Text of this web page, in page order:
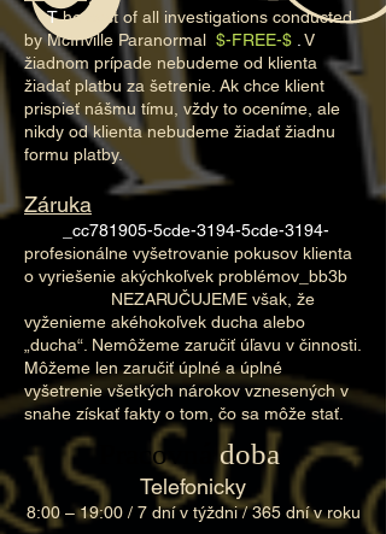
T he cost of all investigations conducted
by McInville Paranormal $-FREE-$
V
žiadnom prípade nebudeme od klienta
žiadať platbu za šetrenie. Ak chce klient
prispieť nášmu tímu, vždy to oceníme, ale
nikdy od klienta nebudeme žiadať žiadnu
formu platby.
Záruka
_cc781905-5cde-3194-5cde-3194-
profesionálne vyšetrovanie pokusov klienta
o vyriešenie akýchkoľvek problémov_bb3b
NEZARUČUJEME však, že
vyženieme akéhokoľvek ducha alebo
„ducha“. Nemôžeme zaručiť úľavu v činnosti.
Môžeme len zaručiť úplné a úplné
vyšetrenie všetkých nárokov vznesených v
snahe získať fakty o tom, čo sa môže stať.
Pracovná doba
Telefonicky
8:00 – 19:00 / 7 dní v týždni / 365 dní v roku